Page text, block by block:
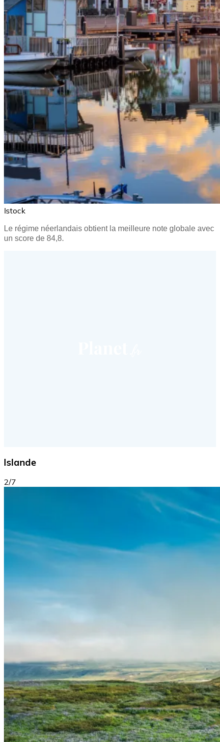
Istock
Le régime néerlandais obtient la meilleure note globale avec
un score de 84,8.
Islande
2/7